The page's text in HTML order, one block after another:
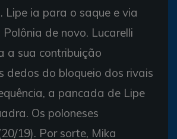
Lipe ia para o saque e via
de novo. Lucarelli
a sua contribuição
dedos do bloqueio dos rivais
a pancada de Lipe
Os poloneses
19). Por sorte, Mika